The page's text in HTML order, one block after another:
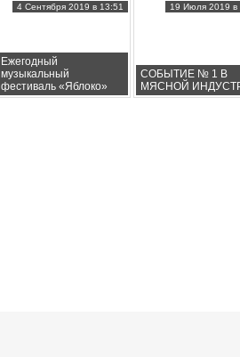
Ежегодный
музыкальный
фестиваль «Яблоко»
4 Сентября 2019 в 13:51
СОБЫТИЕ № 1 В
МЯСНОЙ
19 Июля 2019 в